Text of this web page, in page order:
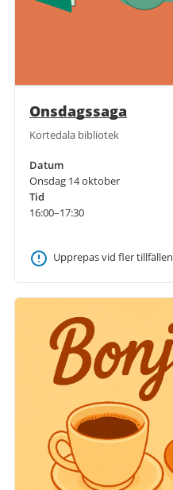
Onsdagssaga
Kortedala bibliotek
Datum
Onsdag 14 oktober
Tid
16:00–17:30
Upprepas vid fler tillfällen